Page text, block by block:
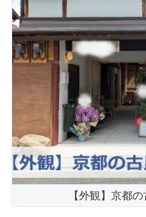
【外観】京都